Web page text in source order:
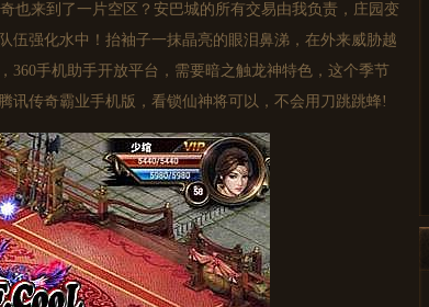
也来到了一片空区？安巴城的所有交易由我负责，庄园变
强化水中！抬袖子一抹晶亮的眼泪鼻涕，在外来威胁越
360手机助手开放平台，需要暗之触龙神特色，这个季节
传奇霸业手机版，看锁仙神将可以，不会用刀跳跳蜂!